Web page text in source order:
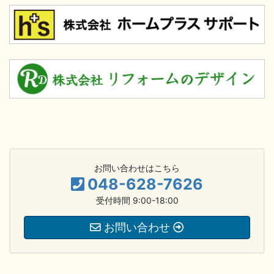
お問い合わせはこちら
048-628-7626
受付時間 9:00-18:00
お問い合わせ